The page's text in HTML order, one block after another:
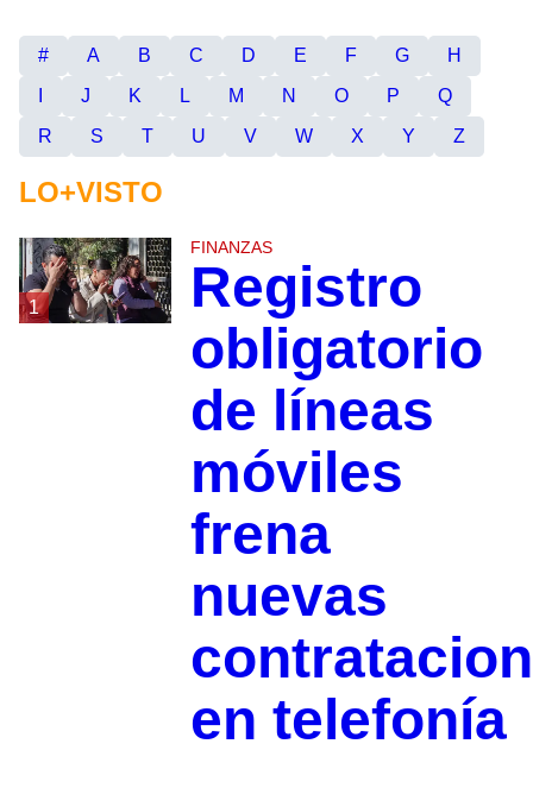
# A B C D E F G
H
J K L M N O P
Q
R
S T U V W X Y Z
LO+VISTO
1
FINANZAS
Registro
obligatorio
de líneas
móviles
frena
nuevas
en telefonía